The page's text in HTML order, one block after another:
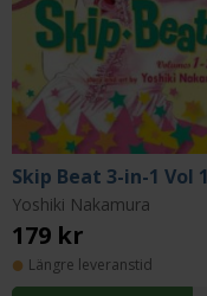
Skip Beat 3-in-1 Vol 1
Yoshiki Nakamura
179 kr
Längre leveranstid